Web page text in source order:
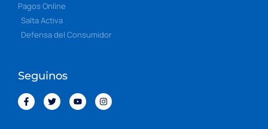
Pagos Online
Salta Activa
Defensa del Consumidor
Seguinos